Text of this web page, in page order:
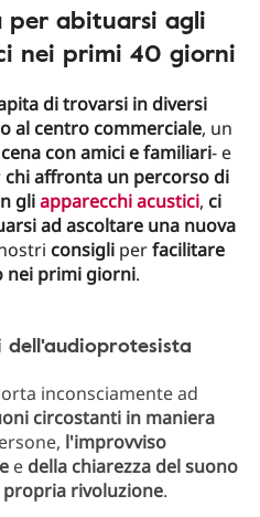
per abituarsi agli
nei primi 40 giorni
di trovarsi in diversi
al centro commerciale, un
cena con amici e familiari- e
chi affronta un percorso di
gliapparecchi acustici, ci
ad ascoltare una nuova
consigli perfacilitare
nei primi giorni.
dell'audioprotesista
inconsciamente ad
circostanti in maniera
l'improvviso
e della chiarezza del suono
propria rivoluzione.